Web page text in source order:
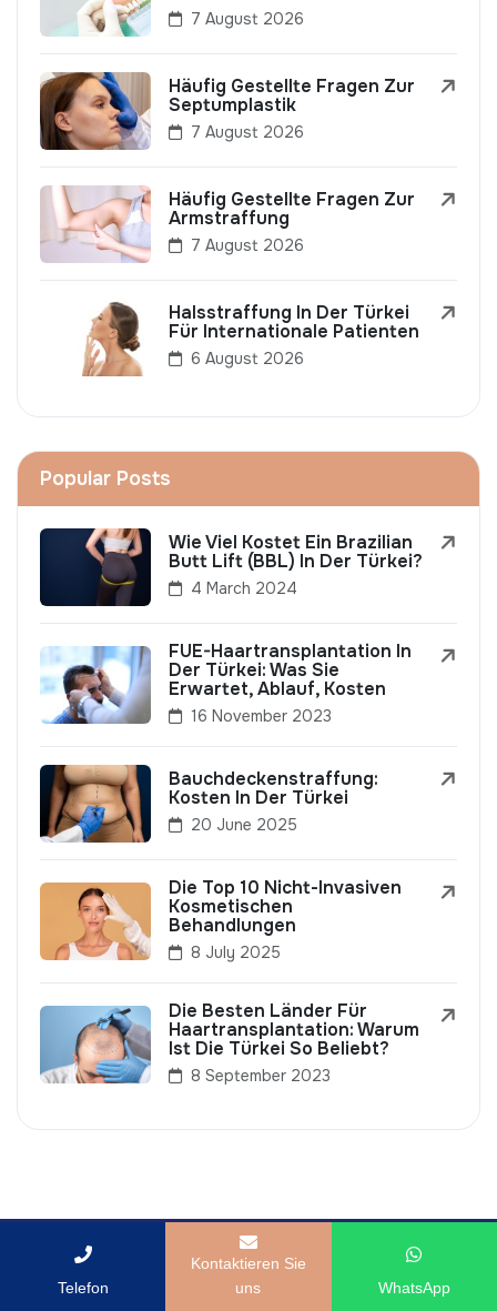
7 August 2026
Häufig Gestellte Fragen Zur
Septumplastik
7 August 2026
Häufig Gestellte Fragen Zur
Armstraffung
7 August 2026
Halsstraffung In Der Türkei
Für Internationale Patienten
6 August 2026
Popular Posts
Wie Viel Kostet Ein Brazilian
Butt Lift (BBL) In Der Türkei?
4 March 2024
FUE-Haartransplantation In
Der Türkei: Was Sie
Erwartet, Ablauf, Kosten
16 November 2023
Bauchdeckenstraffung:
Kosten In Der Türkei
20 June 2025
Die Top 10 Nicht-Invasiven
Kosmetischen
Behandlungen
8 July 2025
Die Besten Länder Für
Haartransplantation: Warum
Ist Die Türkei So Beliebt?
8 September 2023
Telefon
Kontaktieren Sie
uns
WhatsApp